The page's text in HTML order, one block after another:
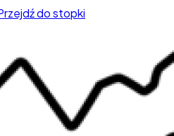
do stopki